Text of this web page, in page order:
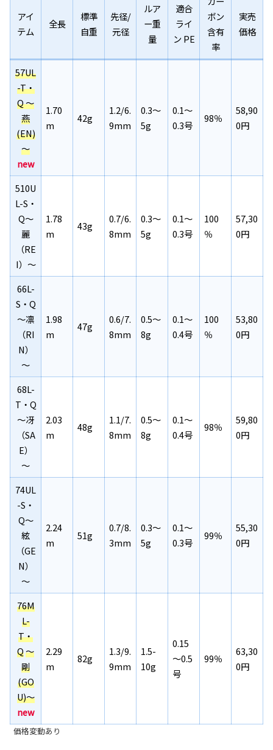
アイ
テム
全長
標準
自重
先径/
元径
ルア
ー重
量
適合
ライ
ン PE
ボン
含有
率
実売
価格
57UL
-T・
Q～
燕
(EN)
～
new
1.70
m
42g
1.2/6.
9mm
0.3～
5g
0.1～
0.3号
98％
58,90
0円
510U
L-S・
Q～
麗
（RE
I）～
1.78
m
43g
0.7/6.
8mm
0.3～
5g
0.1～
0.3号
100
％
57,30
0円
66L-
S・Q
～凛
（RI
N）
～
1.98
m
47g
0.6/7.
8mm
0.5～
8g
0.1～
0.4号
100
％
53,80
0円
68L-
T・Q
～冴
（SA
E）
～
2.03
m
48g
1.1/7.
8mm
0.5～
8g
0.1～
0.4号
98％
59,80
0円
74UL
-S・
Q～
絃
（GE
N）
～
2.24
m
51g
0.7/8.
3mm
0.3～
5g
0.1～
0.3号
99％
55,30
0円
76M
L-
T・
Q～
剛
(GO
U)～
new
2.29
m
82g
1.3/9.
9mm
1.5-
10g
0.15
～0.5
号
99％
63,30
0円
価格変動あり